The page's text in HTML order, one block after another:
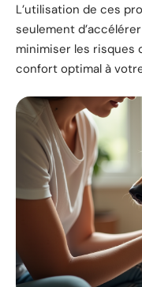
L’utilisation de ces
seulement
minimiser les risques
confort optimal à